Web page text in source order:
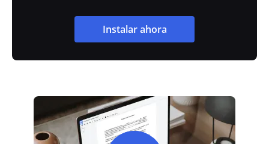
Instalar ahora